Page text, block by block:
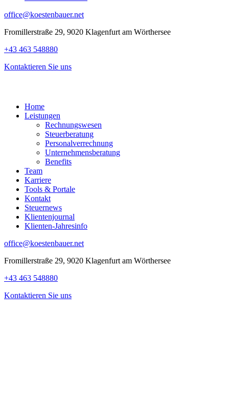
office@koestenbauer.net
Fromillerstraße 29, 9020 Klagenfurt am Wörthersee
+43 463 548880
Kontaktieren Sie uns
Home
Leistungen
Rechnungswesen
Steuerberatung
Personalverrechnung
Unternehmensberatung
Benefits
Team
Karriere
Tools & Portale
Kontakt
Steuernews
Klientenjournal
Klienten-Jahresinfo
office@koestenbauer.net
Fromillerstraße 29, 9020 Klagenfurt am Wörthersee
+43 463 548880
Kontaktieren Sie uns